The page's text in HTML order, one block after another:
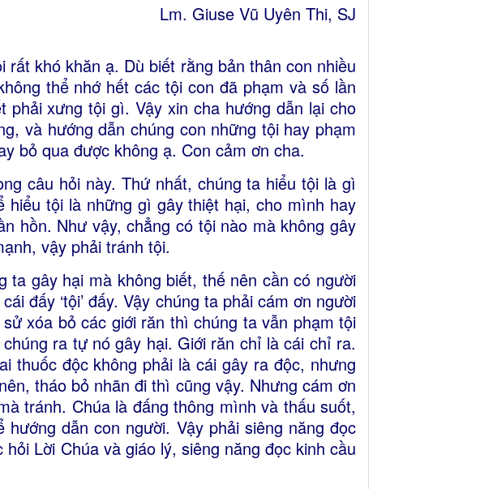
Lm. Giuse Vũ Uyên Thi, SJ
khó khăn ạ. Dù biết rằng bản thân con nhiều
thể nhớ hết các tội con đã phạm và số lần
phải xưng tội gì. Vậy xin cha hướng dẫn lại cho
và hướng dẫn chúng con những tội hay phạm
bỏ qua được không ạ. Con cảm ơn cha.
câu hỏi này. Thứ nhất, chúng ta hiểu tội là gì
hiểu tội là những gì gây thiệt hại, cho mình hay
hồn. Như vậy, chẳng có tội nào mà không gây
vậy phải tránh tội.
ta gây hại mà không biết, thế nên cần có người
đấy ‘tội’ đấy. Vậy chúng ta phải cám ơn người
xóa bỏ các giới răn thì chúng ta vẫn phạm tội
ra tự nó gây hại. Giới răn chỉ là cái chỉ ra.
thuốc độc không phải là cái gây ra độc, nhưng
tháo bỏ nhãn đi thì cũng vậy. Nhưng cám ơn
tránh. Chúa là đấng thông mình và thấu suốt,
dẫn con người. Vậy phải siêng năng đọc
hỏi Lời Chúa và giáo lý, siêng năng đọc kinh cầu